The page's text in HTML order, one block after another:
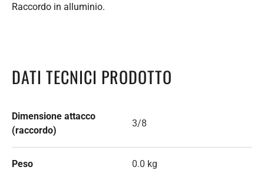
Raccordo in alluminio.
DATI TECNICI PRODOTTO
Dimensione attacco
(raccordo)
3/8
Peso 0.0 kg